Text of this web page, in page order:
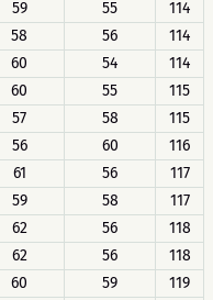
59 55
114
58 56
114
60 54
114
60 55
115
57 58
115
56 60
116
61 56
117
59 58
117
62 56
118
62 56
118
60 59
119